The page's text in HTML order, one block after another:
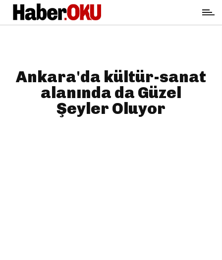
Ankara'da kültür-sanat
alanında da Güzel
Şeyler Oluyor